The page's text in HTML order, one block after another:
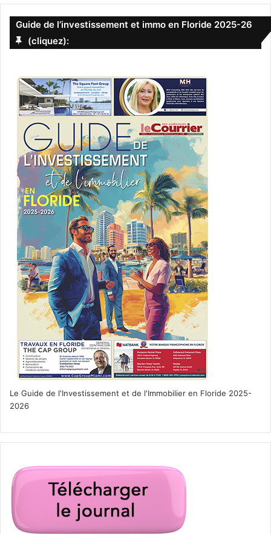
Indian Riverside Park
Jensen Beach
plus belles plages tourisme
Guide de l’investissement et immo en Floride 2025-26
(cliquez):
Le Guide de l'Investissement et de l'Immobilier en Floride 2025-
2026